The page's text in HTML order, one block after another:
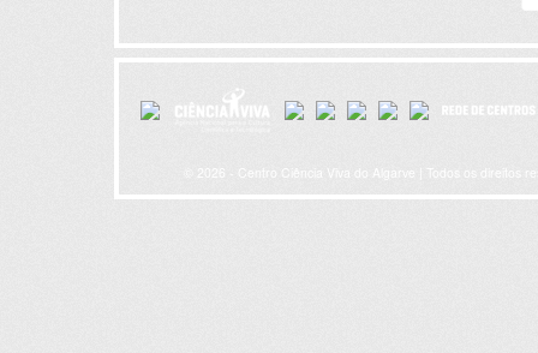
© 2026 - Centro Ciência Viva do Algarve | Todos os direitos